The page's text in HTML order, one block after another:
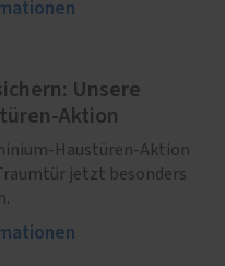
Unsere
Aktion
Haustüren-Aktion
jetzt besonders